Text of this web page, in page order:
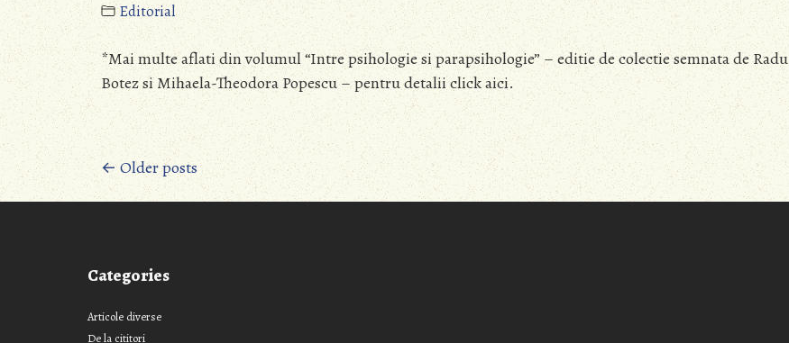
Editorial
*Mai multe aflati din volumul “Intre psihologie si parapsihologie” – editie de colectie semnata de Radu
Botez si Mihaela-Theodora Popescu – pentru detalii click aici.
Posts
navigation
← Older posts
Categories
Articole diverse
De la cititori